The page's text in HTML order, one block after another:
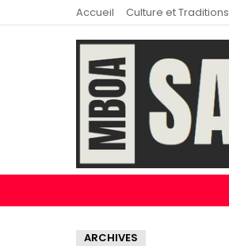
Accueil Culture et Traditions
ARCHIVES